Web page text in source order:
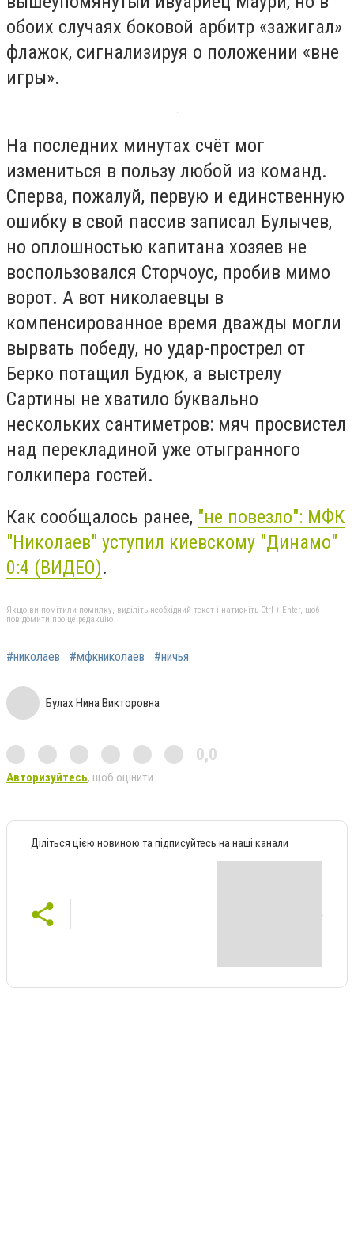
обоих случаях боковой арбитр «зажигал»
флажок, сигнализируя о положении «вне
игры».
На последних минутах счёт мог
измениться в пользу любой из команд.
Сперва, пожалуй, первую и единственную
ошибку в свой пассив записал Булычев,
но оплошностью капитана хозяев не
воспользовался Сторчоус, пробив мимо
ворот. А вот николаевцы в
компенсированное время дважды могли
вырвать победу, но удар-прострел от
Берко потащил Будюк, а выстрелу
Сартины не хватило буквально
нескольких сантиметров: мяч просвистел
над перекладиной уже отыгранного
голкипера гостей.
Как сообщалось ранее, "не повезло": МФК
"Николаев" уступил киевскому "Динамо"
0:4 (ВИДЕО).
Якщо ви помітили помилку, виділіть необхідний текст і натисніть Ctrl + Enter, щоб
повідомити про це редакцію
#николаев #мфкниколаев #ничья
Булах Нина Викторовна
0,0
Авторизуйтесь, щоб оцінити
Діліться цією новиною та підписуйтесь на наші канали